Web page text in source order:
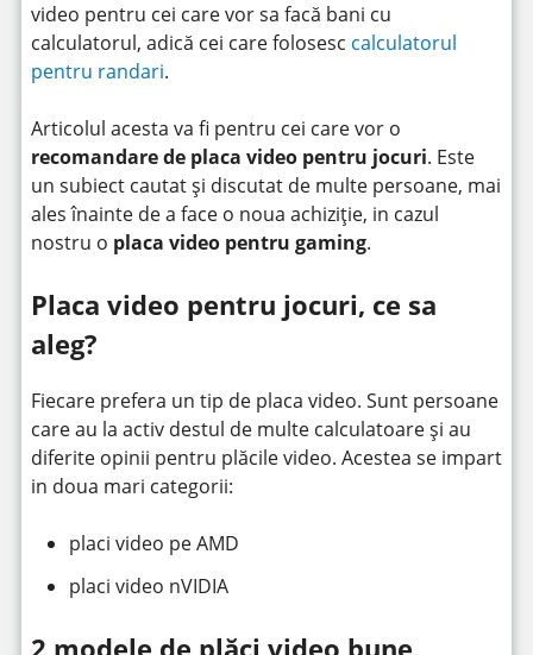
video pentru cei care vor sa facă bani cu
calculatorul, adică cei care folosesc calculatorul
pentru randari.
Articolul acesta va fi pentru cei care vor o
recomandare de placa video pentru jocuri. Este
un subiect cautat și discutat de multe persoane, mai
ales înainte de a face o noua achiziție, in cazul
nostru o placa video pentru gaming.
Placa video pentru jocuri, ce sa
aleg?
Fiecare prefera un tip de placa video. Sunt persoane
care au la activ destul de multe calculatoare și au
diferite opinii pentru plăcile video. Acestea se impart
in doua mari categorii:
placi video pe AMD
placi video nVIDIA